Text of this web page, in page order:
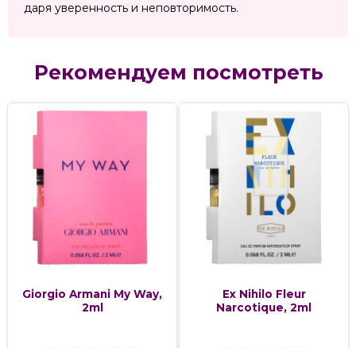
даря уверенность и неповторимость.
Рекомендуем посмотреть
Giorgio Armani My Way,
2ml
Ex Nihilo Fleur
Narcotique, 2ml